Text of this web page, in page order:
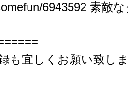
6943592 素敵
も宜しくお願い致しま